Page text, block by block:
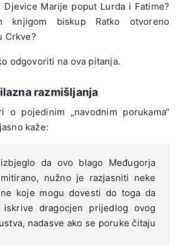
Djevice Marije poput Lurda i Fatime?
biskup Ratko otvoreno
Crkve?
odgovoriti na ova pitanja.
razmišljanja
o pojedinim „navodnim porukama“
jasno kaže:
da ovo blago Međugorja
nužno je razjasniti neke
koje mogu dovesti do toga da
iskrive dragocjen prijedlog ovog
nadasve ako se poruke čitaju